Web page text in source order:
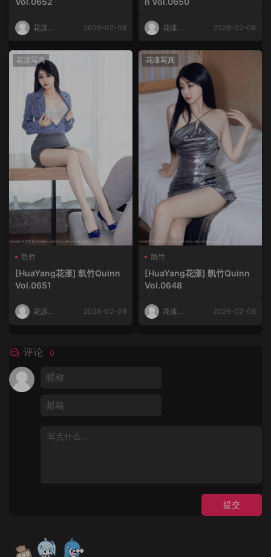
花漾
2026-02-08
花漾
2026-02-08
花漾写真
凯竹
[HuaYang花漾] 凯竹Quinn
Vol.0651
花漾
2026-02-08
花漾写真
凯竹
[HuaYang花漾] 凯竹Quinn
Vol.0648
花漾
2026-02-08
评论 0
提交